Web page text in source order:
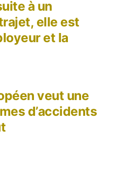
:
veut une
d’accidents
:à un
elle est
et la